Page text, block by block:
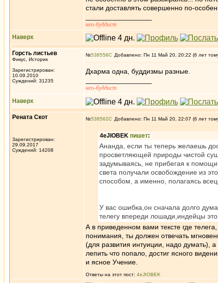
стали доставлять совершенно по-
нео-буддист
Наверх
Горсть листьев
Фикус, Историк
Зарегистрирован:
10.09.2010
Суждений: 31235
№538558 Добавлено: Пн 11 Май 20, 20:22 (6 лет
Дхарма одна, буддизмы разные.
нео-буддист
Наверх
Рената Скот
Зарегистрирован:
29.09.2017
Суждений: 14208
№538562 Добавлено: Пн 11 Май 20, 22:07 (6 лет
4eJIOBEK пишет:
Ананда, если ты теперь желаешь
просветляющей природы чистой
задумываясь, не прибегая к помощи
света получали освобождение из
способом, а именно, полагаясь
У вас ошибка,он сначала долго
телегу впереди лошади,индейцы
А в приведенном вами тексте где
понимания, ты должен отвечать
(для развития интуиции, надо думать),
лепить что попало, достиг ясного
и ясное Учение.
Ответы на этот пост: 4eJIOBEK